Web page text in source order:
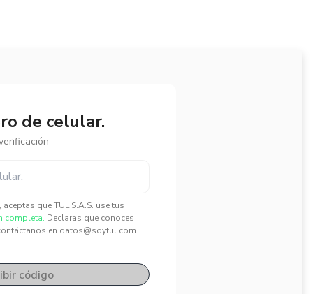
de celular.
que TUL S.A.S. use tus
completa. Declaras que conoces
en datos@soytul.com
código